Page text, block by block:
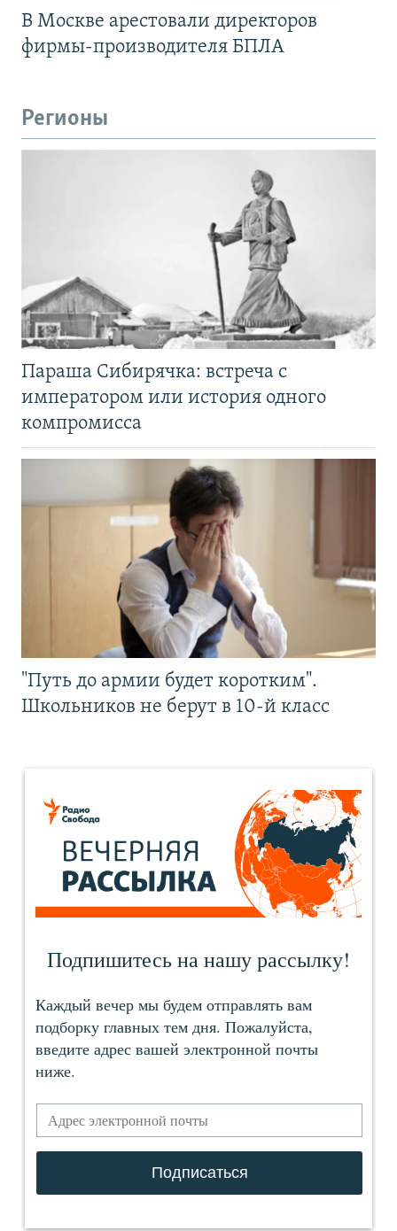
В Москве арестовали директоров
фирмы-производителя БПЛА
Регионы
Параша Сибирячка: встреча с
императором или история одного
компромисса
"Путь до армии будет коротким".
Школьников не берут в 10-й класс